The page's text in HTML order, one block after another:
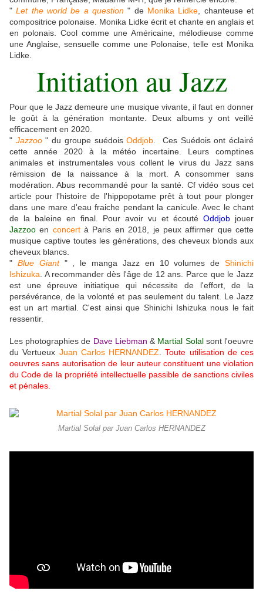
"Let the world be a question " de Monika Lidke , chanteuse et
compositrice polonaise. Monika Lidke écrit et chante en anglais et
en polonais. Cool comme une Américaine, mélodieuse comme
une Anglaise, sensuelle comme une Polonaise, telle est Monika
Lidke.
Initiation au Jazz
Pour que le Jazz demeure une musique vivante, il faut en donner
le goût à la génération montante. Deux albums y ont veillé
efficacement en 2020.
" Jazzoo" du groupe suédoisOddjob . Ces Suédois ont éclairé
cette année 2020 à la météo incertaine. Leurs comptines
animales et instrumentales vous collent le virus du Jazz sans
rémission de la naissance à la mort. A consommer sans
modération. Abus recommandé pour la santé. Cf vidéo sous cet
article pour l'histoire de l'hippopotame prêt à tout pour plonger
dans une mare d'eau fraiche pendant la canicule. Avec le chant
de la baleine en final. Pour avoir vu et écouté Oddjob jouer
Jazzoo en concertà Paris en 2018, je peux affirmer que cette
musique captive toutes les générations, des cheveux blonds aux
cheveux blancs.
" Blue Giant" , le manga Jazz en 10 volumes deShinichi
Ishizuka . A recommander dès l'âge de 12 ans. Parce que le Jazz
est une épreuve initiatique qui nécessite de l'effort, de la
persévérance, de la volonté et pas seulement du talent. Le Jazz
est un art martial. C'est ainsi que Shinichi Ishizuka nous le fait
ressentir.
Les photographies de Dave Liebman & Martial Solalsont l'oeuvre
du Vertueux Juan Carlos HERNANDEZ .Toute utilisation de ces
oeuvres sans autorisation de leur auteur constituent une violation
du Code de la propriété intellectuelle passible de sanctions civiles
et pénales.
Martial Solal par Juan Carlos HERNANDEZ